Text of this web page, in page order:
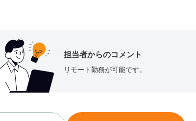
担当者からのコメント
リモート勤務が可能です。